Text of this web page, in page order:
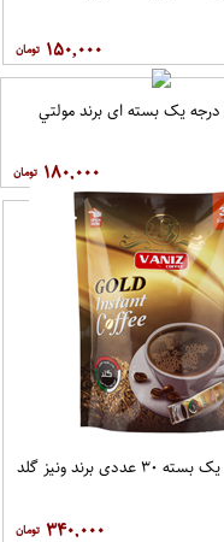
۱۵۰,۰۰۰
یک بسته ای برند مولتي
۱۸۰,۰۰۰
برند ونيز گلد
۳۴۰,۰۰۰